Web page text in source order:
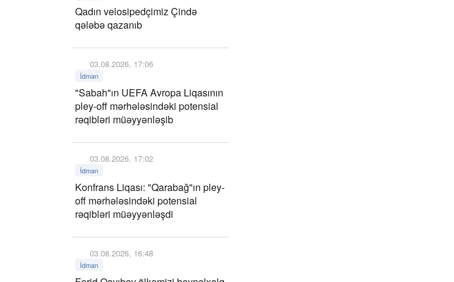
Qadın velosipedçimiz Çində
qələbə qazanıb
03.08.2026, 17:06
İdman
"Sabah"ın UEFA Avropa Liqasının
pley-off mərhələsindəki potensial
rəqibləri müəyyənləşib
03.08.2026, 17:02
İdman
Konfrans Liqası: "Qarabağ"ın pley-
off mərhələsindəki potensial
rəqibləri müəyyənləşdi
03.08.2026, 16:48
İdman